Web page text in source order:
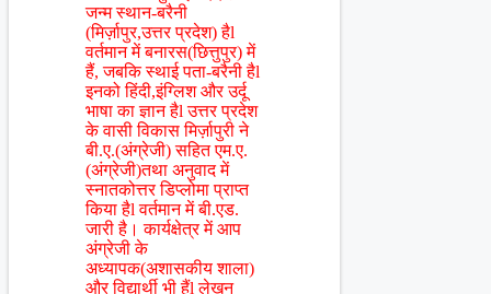
जन्म स्थान-बरैनी
(मिर्ज़ापुर,उत्तर प्रदेश) हैl
वर्तमान में बनारस(छित्तुपुर) में
हैं, जबकि स्थाई पता-बरैनी हैl
इनको हिंदी,इंग्लिश और उर्दू
भाषा का ज्ञान हैl उत्तर प्रदेश
के वासी विकास मिर्ज़ापुरी ने
बी.ए.(अंग्रेजी) सहित एम.ए.
(अंग्रेजी)तथा अनुवाद में
स्नातकोत्तर डिप्लोमा प्राप्त
किया हैl वर्तमान में बी.एड.
जारी है। कार्यक्षेत्र में आप
अंग्रेजी के
अध्यापक(अशासकीय शाला)
और विद्यार्थी भी हैंl लेखन